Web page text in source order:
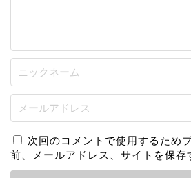
次回のコメントで使用するため
前、メールアドレス、サイトを保存